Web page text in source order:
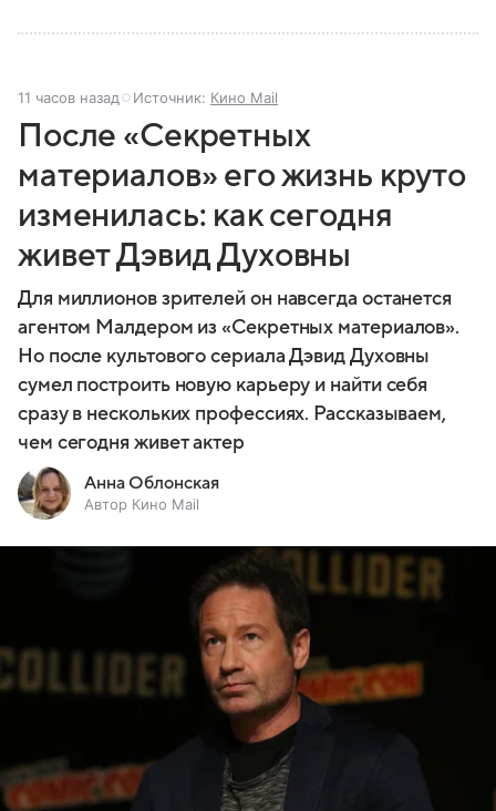
11 часов назад Источник: Кино Mail
После «Секретных
материалов» его жизнь круто
изменилась: как сегодня
живет Дэвид Духовны
Для миллионов зрителей он навсегда останется
агентом Малдером из «Секретных материалов».
Но после культового сериала Дэвид Духовны
сумел построить новую карьеру и найти себя
сразу в нескольких профессиях. Рассказываем,
чем сегодня живет актер
Анна Облонская
Автор Кино Mail